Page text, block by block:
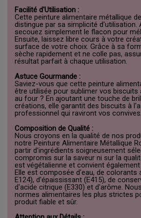
Facilité d'Utilisation :
Cette peinture alimentaire métallique
distingue par sa simplicité d'utilisation.
secouez simplement le flacon pour
Ensuite, laissez libre cours à votre
surface de votre choix. Grâce à sa
sèche rapidement et ne colle pas,
résultat parfait à chaque utilisation.
Astuce Gourmande :
Saviez-vous que cette peinture
être utilisée pour sublimer vos biscuits
au four ? En ajoutant une touche de
créations, elle garantit des biscuits à
professionnel qui raviront vos convives.
Composition de Qualité :
Nous croyons en la qualité de nos
notre Peinture Alimentaire Métallique
partir d'ingrédients soigneusement
compromis sur la saveur ni sur la
est végétalienne et convient
Elle est composée d'eau, de colorants
E124), d'épaississant (E415), de
d'acide citrique (E330) et d'arôme.
normes alimentaires les plus strictes
produit fiable et sûr.